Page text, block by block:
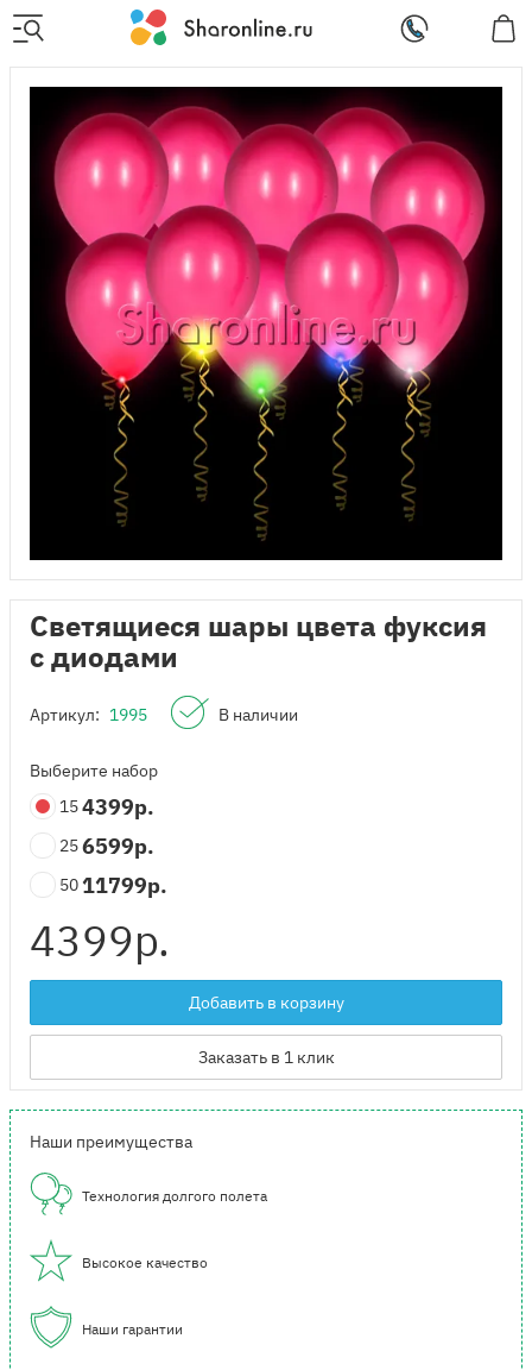
Светящиеся шары цвета фуксия
с диодами
Артикул: 1995 В наличии
Выберите набор
154399р.
256599р.
50 11799р.
4399р.
Добавить в корзину
Заказать в 1 клик
Наши преимущества
Технология долгого полета
Высокое качество
Наши гарантии